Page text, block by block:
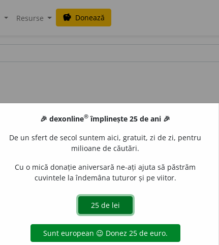
Resurse savings Donează
🎉 dexonline® împlinește 25 de ani 🎉
De un sfert de secol suntem aici, gratuit, zi de zi, pentru
milioane de căutări.
Cu o mică donație aniversară ne-ați ajuta să păstrăm
cuvintele la îndemâna tuturor și pe viitor.